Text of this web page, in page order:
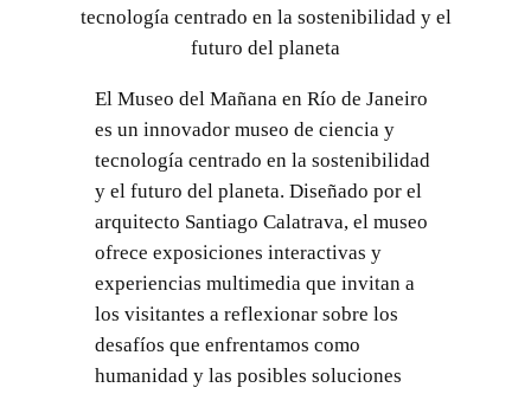
tecnología centrado en la sostenibilidad y el
futuro del planeta
El Museo del Mañana en Río de Janeiro
es un innovador museo de ciencia y
tecnología centrado en la sostenibilidad
y el futuro del planeta. Diseñado por el
arquitecto Santiago Calatrava, el museo
ofrece exposiciones interactivas y
experiencias multimedia que invitan a
los visitantes a reflexionar sobre los
desafíos que enfrentamos como
humanidad y las posibles soluciones